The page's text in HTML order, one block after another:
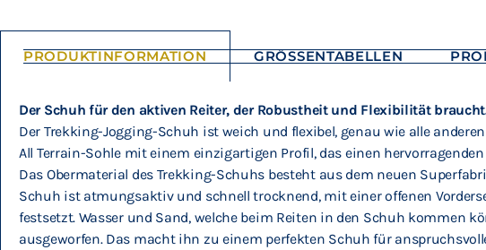
PRODUKTINFORMATION GRÖSSENTABELLEN
Der Schuh für den aktiven Reiter, der Robustheit und Flexibilität
Der Trekking-Jogging-Schuh ist weich und flexibel, genau wie alle
All Terrain-Sohle mit einem einzigartigen Profil, das einen
Das Obermaterial des Trekking-Schuhs besteht aus dem neuen
Schuh ist atmungsaktiv und schnell trocknend, mit einer offenen
festsetzt. Wasser und Sand, welche beim Reiten in den Schuh kommen
ausgeworfen. Das macht ihn zu einem perfekten Schuh für